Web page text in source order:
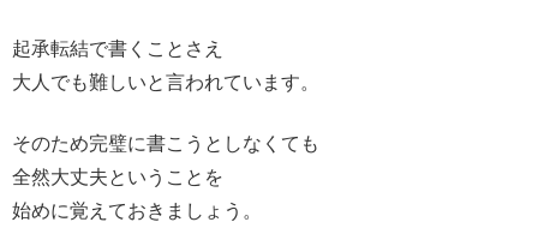
起承転結で書くことさえ
大人でも難しいと言われています。
そのため完璧に書こうとしなくても
全然大丈夫ということを
始めに覚えておきましょう。